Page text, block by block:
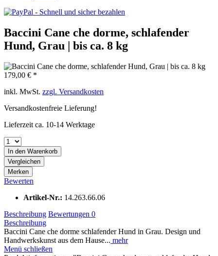
Baccini Cane che dorme, schlafender
Hund, Grau | bis ca. 8 kg
179,00 € *
inkl. MwSt. zzgl. Versandkosten
Versandkostenfreie Lieferung!
Lieferzeit ca. 10-14 Werktage
In den Warenkorb
Vergleichen
Merken
Bewerten
Artikel-Nr.: 14.263.66.06
Beschreibung Bewertungen 0
Beschreibung
Baccini Cane che dorme schlafender Hund in Grau. Design und
Handwerkskunst aus dem Hause... mehr
Menü schließen